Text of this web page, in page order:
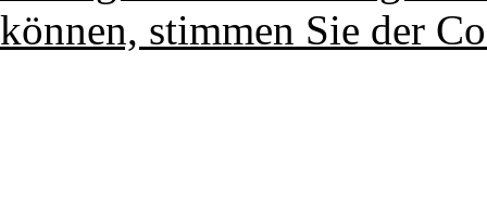
können, stimmen Sie der